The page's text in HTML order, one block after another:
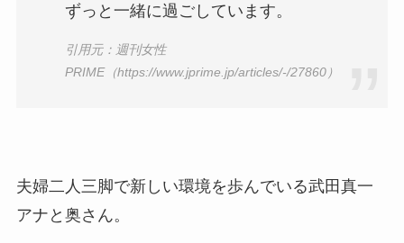
ずっと一緒に過ごしています。
引用元：週刊女性
PRIME（https://www.jprime.jp/articles/-/27860）
夫婦二人三脚で新しい環境を歩んでいる武田真一
アナと奥さん。